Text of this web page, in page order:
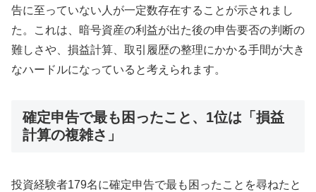
告に至っていない人が一定数存在することが示されまし
た。これは、暗号資産の利益が出た後の申告要否の判断の
難しさや、損益計算、取引履歴の整理にかかる手間が大き
なハードルになっていると考えられます。
確定申告で最も困ったこと、1位は「損益
計算の複雑さ」
投資経験者179名に確定申告で最も困ったことを尋ねたと